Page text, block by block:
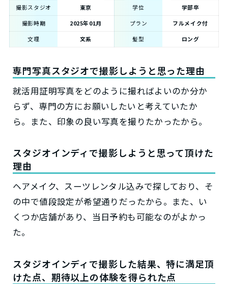
撮影スタジオ 東京 学位 学部卒
撮影時期 2025年01月 プラン フルメイク付
文理 文系 髪型 ロング
専門写真スタジオで撮影しようと思った理由
就活用証明写真をどのように撮ればよいのか分か
らず、専門の方にお願いしたいと考えていたか
ら。また、印象の良い写真を撮りたかったから。
スタジオインディで撮影しようと思って頂けた
理由
ヘアメイク、スーツレンタル込みで探しており、そ
の中で値段設定が希望通りだったから。また、い
くつか店舗があり、当日予約も可能なのがよかっ
た。
スタジオインディで撮影した結果、特に満足頂
けた点、期待以上の体験を得られた点